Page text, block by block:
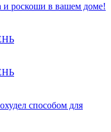
и роскоши в вашем доме!
способом для